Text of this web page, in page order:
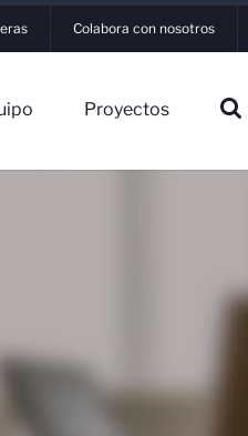
Colabora con nosotros
Proyectos